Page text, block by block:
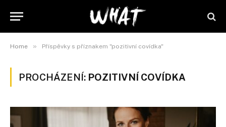
Home » Příspěvky s příznakem "pozitivní covídka"
PROCHÁZENÍ: POZITIVNÍ COVÍDKA